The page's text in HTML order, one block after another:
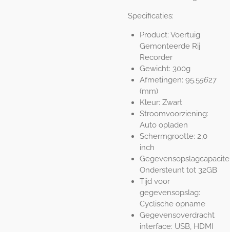
Specificaties:
Product: Voertuig
Gemonteerde Rij
Recorder
Gewicht: 300g
Afmetingen: 95.55627
(mm)
Kleur: Zwart
Stroomvoorziening:
Auto opladen
Schermgrootte: 2,0
inch
Ondersteunt tot 32GB
Tijd voor
gegevensopslag:
Cyclische opname
Gegevensoverdracht
interface: USB, HDMI